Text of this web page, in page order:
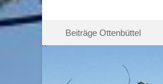
Sekundäres
Inhalt
Beiträge Ottenbüttel